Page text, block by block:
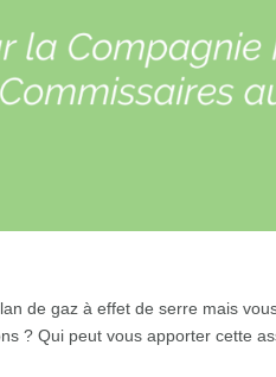
de gaz à effet de serre mais
? Qui peut vous apporter cette